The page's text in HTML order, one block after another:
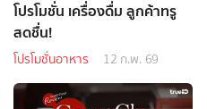
โปรโมชั่น เครื่องดื่ม ลูกค้าทรู
สดชื่น!
โปรโมชั่นอาหาร 12 ก.พ. 69